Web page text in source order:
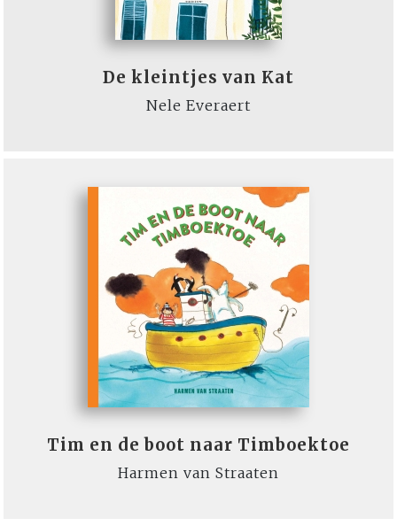
De kleintjes van Kat
Nele Everaert
Tim en de boot naar Timboektoe
Harmen van Straaten